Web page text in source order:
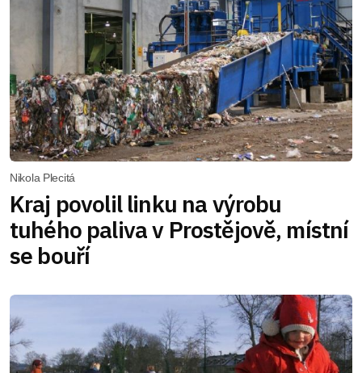
Nikola Plecitá
Kraj povolil linku na výrobu
tuhého paliva v Prostějově, místní
se bouří